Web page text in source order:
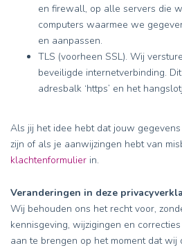
en firewall, op alle servers die
computers waarmee we
en aanpassen.
TLS (voorheen SSL). Wij
beveiligde internetverbinding.
adresbalk ‘https’ en het
Als jij het idee hebt dat jouw
zijn of als je aanwijzingen hebt van
klachtenformulier in.
Veranderingen in deze
Wij behouden ons het recht voor,
kennisgeving, wijzigingen en
aan te brengen op het moment dat wij